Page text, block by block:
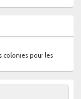
colonies pour les